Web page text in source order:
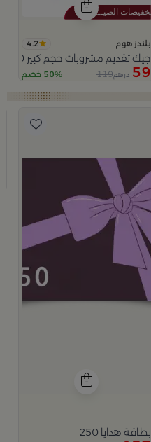
بلندز هوم 4.2
جيك تقديم مشروبات حجم كبير 1240 مل بنقش السبحة من تيلا
59 درهم119 50% خصم
بطاقة هدايا 250